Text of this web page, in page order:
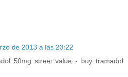
de 2013 a las 23:22
50mg street value - buy tramadol